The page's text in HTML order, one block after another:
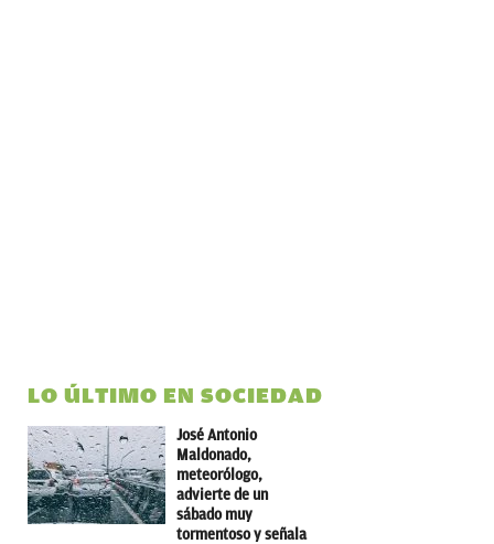
LO ÚLTIMO EN SOCIEDAD
José Antonio
Maldonado,
meteorólogo,
advierte de un
sábado muy
tormentoso y señala